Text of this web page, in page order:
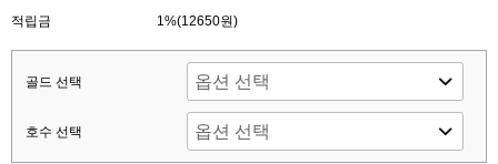
적립금 1%(12650원)
골드 선택
호수 선택